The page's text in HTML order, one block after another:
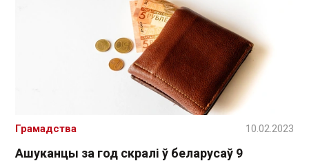
Ашуканцы за год скралі ў беларусаў 9
Грамадства 10.02.2023